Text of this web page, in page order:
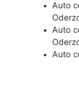
Auto
Auto
Auto